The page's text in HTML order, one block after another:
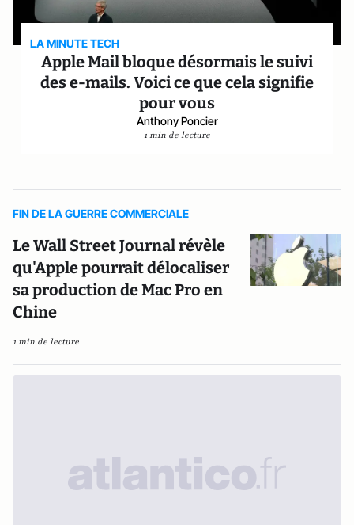
LA MINUTE TECH
Apple Mail bloque désormais le suivi
des e-mails. Voici ce que cela signifie
pour vous
Anthony Poncier
1 min de lecture
FIN DE LA GUERRE COMMERCIALE
Le Wall Street Journal révèle
qu'Apple pourrait délocaliser
sa production de Mac Pro en
Chine
1 min de lecture